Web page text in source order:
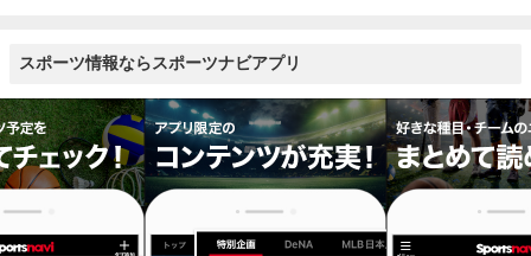
スポーツ情報ならスポーツナビアプリ